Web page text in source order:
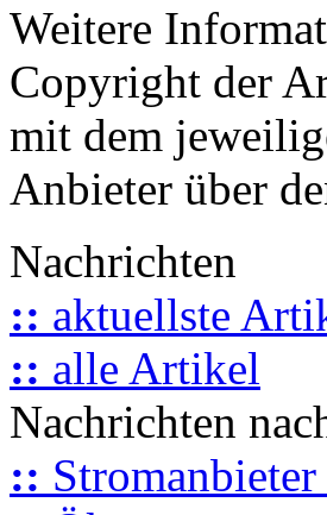
Weitere
Copyright der
mit dem
Anbieter über
Nachrichten
:: aktuellste
:: alle Artikel
Nachrichten
::